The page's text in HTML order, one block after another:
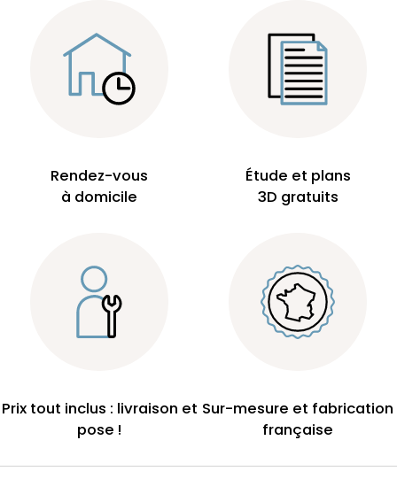
Rendez-vous
à domicile
Étude et plans
3D gratuits
Prix tout inclus : livraison et
pose !
Sur-mesure et fabrication
française